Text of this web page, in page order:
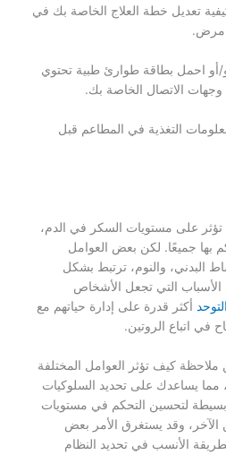
تعديل خطة العلاج الخاصة بك في
مرض.
أو احمل بطاقة طوارئ طبية تحتوي
وجهات الاتصال الخاصة بك.
التغذية في المطاعم قبل
تؤثر على مستويات السكر في الدم،
بها جميعًا. لكن بعض العوامل
البدني، والنوم، ترتبط بشكل
الأسباب التي تجعل الأشخاص
التوحد أكثر قدرة على إدارة حياتهم مع
في اتباع الروتين.
كيف تؤثر العوامل المختلفة
يساعدك على تحديد السلوكيات
بسيطة لتحسين التحكم في مستويات
وقد يستغرق الأمر بعض
الأنسب في تحديد النظام